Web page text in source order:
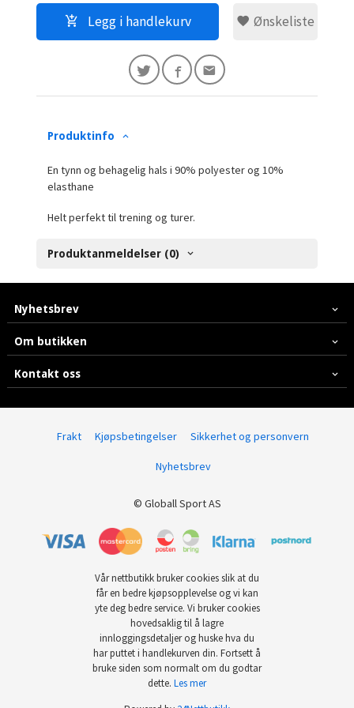
Legg i handlekurv Ønskeliste
Produktinfo
En tynn og behagelig hals i 90% polyester og 10%
elasthane
Helt perfekt til trening og turer.
Produktanmeldelser (0)
Nyhetsbrev
Om butikken
Kontakt oss
Frakt Kjøpsbetingelser Sikkerhet og personvern
Nyhetsbrev
© Globall Sport AS
Vår nettbutikk bruker cookies slik at du
får en bedre kjøpsopplevelse og vi kan
yte deg bedre service. Vi bruker cookies
hovedsaklig til å lagre
innloggingsdetaljer og huske hva du
har puttet i handlekurven din. Fortsett å
bruke siden som normalt om du godtar
dette. Les mer